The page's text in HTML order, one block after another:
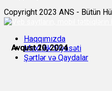
Avqust 19, 2024
Avqust 20, 2024
Avqust 20, 2024
Avqust 20, 2024
Avqust 20, 2024
Avqust 20, 2024
Copyright 2023 ANS - Bütün
Haqqımızda
Məxfilik Siyasəti
Şərtlər və Qaydalar